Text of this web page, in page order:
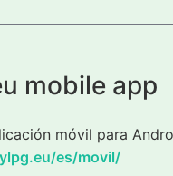
mobile app
móvil para
es/movil/